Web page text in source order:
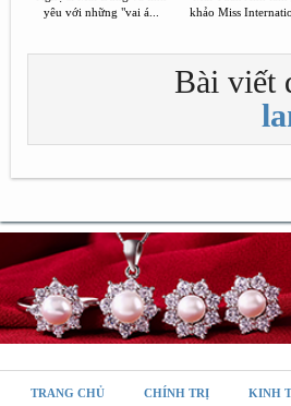
yêu với những "vai á...
khảo Miss
Bài viết
TRANG CHỦ CHÍNH TRỊ KINH